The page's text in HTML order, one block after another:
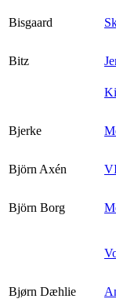
Bisgaard
Bitz
Bjerke
Björn Axén
Björn Borg
Bjørn Dæhlie